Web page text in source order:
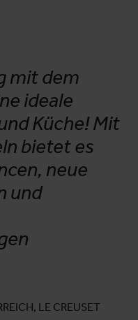
mit dem
ideale
Küche! Mit
bietet es
neue
und
LE CREUSET